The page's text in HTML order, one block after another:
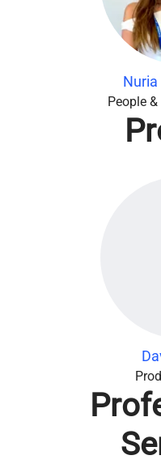
Nuria
People